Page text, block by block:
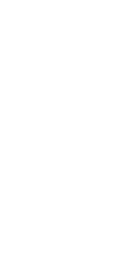
管理ガイ
Kit